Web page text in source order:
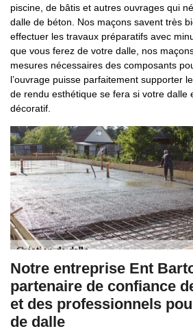
piscine, de bâtis et autres ouvrages qui
dalle de béton. Nos maçons savent très
effectuer les travaux préparatifs avec
que vous ferez de votre dalle, nos
mesures nécessaires des composants
l’ouvrage puisse parfaitement supporter
de rendu esthétique se fera si votre dalle
décoratif.
Notre entreprise Ent
partenaire de confiance
et des professionnels
de dalle